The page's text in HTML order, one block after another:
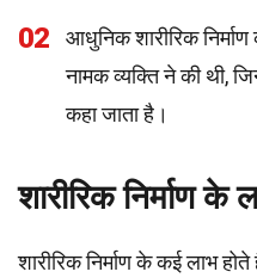
02
आधुनिक शारीरिक
नामक व्यक्ति ने की थी,
कहा जाता है।
शारीरिक निर्माण के
शारीरिक निर्माण के कई लाभ